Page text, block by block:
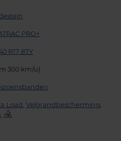
PRO+
R17 87Y
300 km/u)
Load Velgrandbescherming
,